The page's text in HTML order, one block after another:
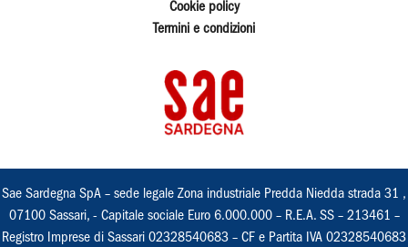
Cookie policy
Termini e condizioni
Sae Sardegna SpA – sede legale Zona industriale Predda Niedda strada 31 ,
07100 Sassari, - Capitale sociale Euro 6.000.000 – R.E.A. SS – 213461 –
Registro Imprese di Sassari 02328540683 – CF e Partita IVA 02328540683